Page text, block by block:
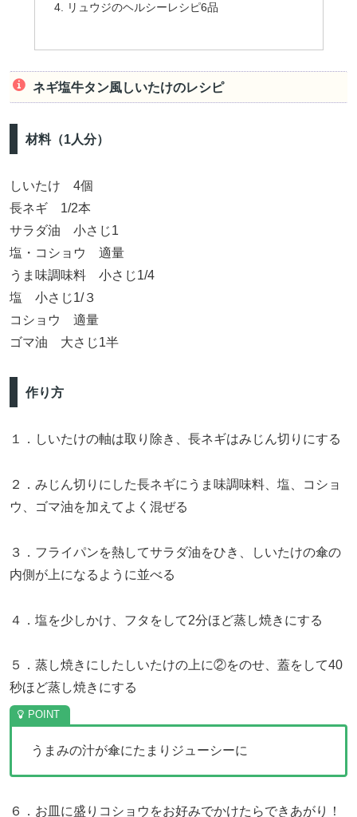
リュウジのヘルシーレシピ6品
ネギ塩牛タン風しいたけのレシピ
材料（1人分）
しいたけ 4個
長ネギ 1/2本
サラダ油 小さじ1
塩・コショウ 適量
うま味調味料 小さじ1/4
塩 小さじ1/３
コショウ 適量
ゴマ油 大さじ1半
作り方
１．しいたけの軸は取り除き、長ネギはみじん切りにする
２．みじん切りにした長ネギにうま味調味料、塩、コショ
ウ、ゴマ油を加えてよく混ぜる
３．フライパンを熱してサラダ油をひき、しいたけの傘の
内側が上になるように並べる
４．塩を少しかけ、フタをして2分ほど蒸し焼きにする
５．蒸し焼きにしたしいたけの上に②をのせ、蓋をして40
秒ほど蒸し焼きにする
うまみの汁が傘にたまりジューシーに
６．お皿に盛りコショウをお好みでかけたらできあがり！